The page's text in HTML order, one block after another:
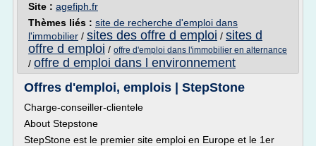
Site : agefiph.fr
Thèmes liés : site de recherche d'emploi dans
l'immobilier / sites des offre d emploi / sites d
offre d emploi / offre d'emploi dans l'immobilier en alternance
/ offre d emploi dans l environnement
Offres d'emploi, emplois | StepStone
Charge-conseiller-clientele
About Stepstone
StepStone est le premier site emploi en Europe et le 1er